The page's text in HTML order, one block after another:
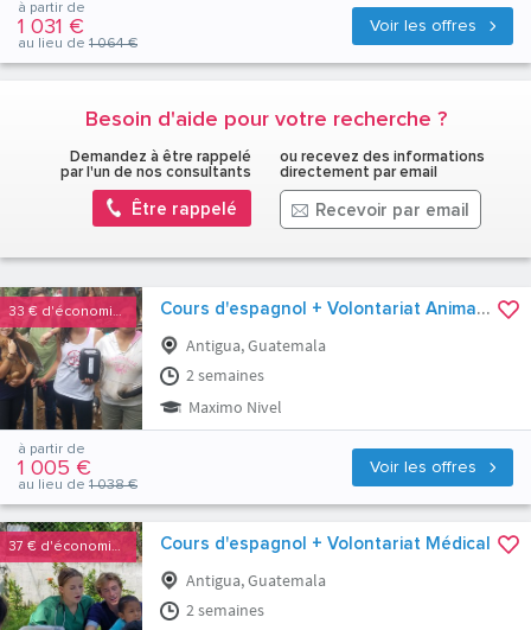
Voir les offres
à partir de
1 031 €
au lieu de 1 064 €
Besoin d'aide pour votre recherche ?
Demandez à être rappelé
par l'un de nos consultants
Être rappelé
ou recevez des informations
directement par email
Recevoir par email
33 € d'économies Cours d'espagnol + Volontariat Animaux
Antigua, Guatemala
2 semaines
Maximo Nivel
Voir les offres
à partir de
1 005 €
au lieu de 1 038 €
37 € d'économies Cours d'espagnol + Volontariat Médical
Antigua, Guatemala
2 semaines